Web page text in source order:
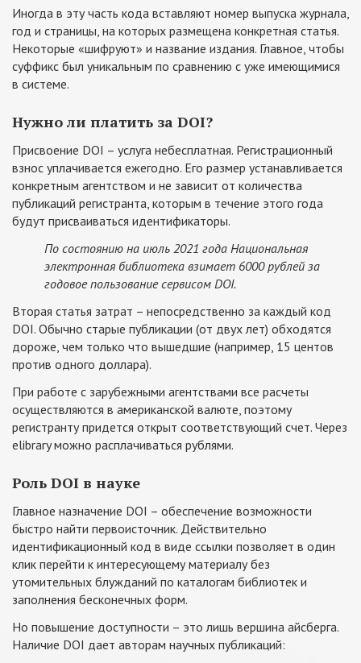
Иногда в эту часть кода вставляют номер выпуска журнала,
год и страницы, на которых размещена конкретная статья.
Некоторые «шифруют» и название издания. Главное, чтобы
суффикс был уникальным по сравнению с уже имеющимися
в системе.
Нужно ли платить за DOI?
Присвоение DOI – услуга небесплатная. Регистрационный
взнос уплачивается ежегодно. Его размер устанавливается
конкретным агентством и не зависит от количества
публикаций регистранта, которым в течение этого года
будут присваиваться идентификаторы.
По состоянию на июль 2021 года Национальная
электронная библиотека взимает 6000 рублей за
годовое пользование сервисом DOI.
Вторая статья затрат – непосредственно за каждый код
DOI. Обычно старые публикации (от двух лет) обходятся
дороже, чем только что вышедшие (например, 15 центов
против одного доллара).
При работе с зарубежными агентствами все расчеты
осуществляются в американской валюте, поэтому
регистранту придется открыт соответствующий счет. Через
elibrary можно расплачиваться рублями.
Роль DOI в науке
Главное назначение DOI – обеспечение возможности
быстро найти первоисточник. Действительно
идентификационный код в виде ссылки позволяет в один
клик перейти к интересующему материалу без
утомительных блужданий по каталогам библиотек и
заполнения бесконечных форм.
Но повышение доступности – это лишь вершина айсберга.
Наличие DOI дает авторам научных публикаций: